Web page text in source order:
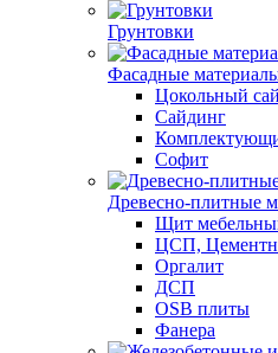
Грунтовки
Фасадные
Цокольный
Сайдинг
Софит
Древесно-плитные
Щит
ЦСП,
Оргалит
ДСП
OSB плиты
Фанера